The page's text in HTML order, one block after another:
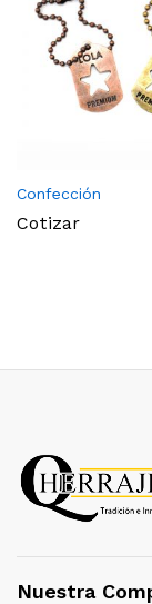
Confección
Cotizar
Nuestra